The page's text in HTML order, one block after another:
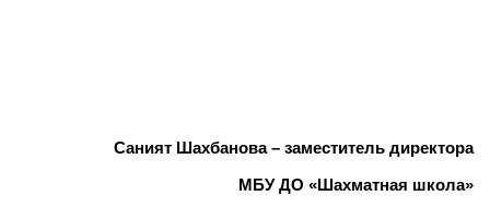
Саният Шахбанова – заместитель директора
МБУ ДО «Шахматная школа»